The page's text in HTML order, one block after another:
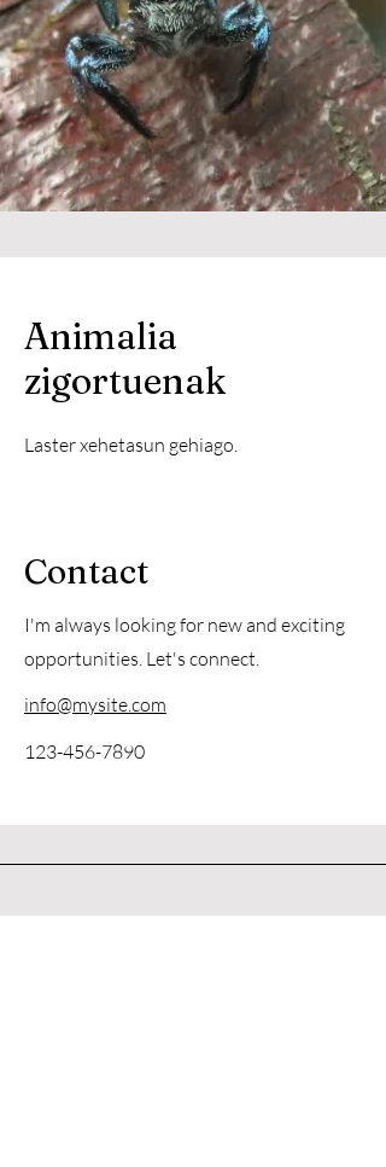
Animalia
zigortuenak
Laster xehetasun gehiago.
Contact
I'm always looking for new and exciting
opportunities. Let's connect.
info@mysite.com
123-456-7890